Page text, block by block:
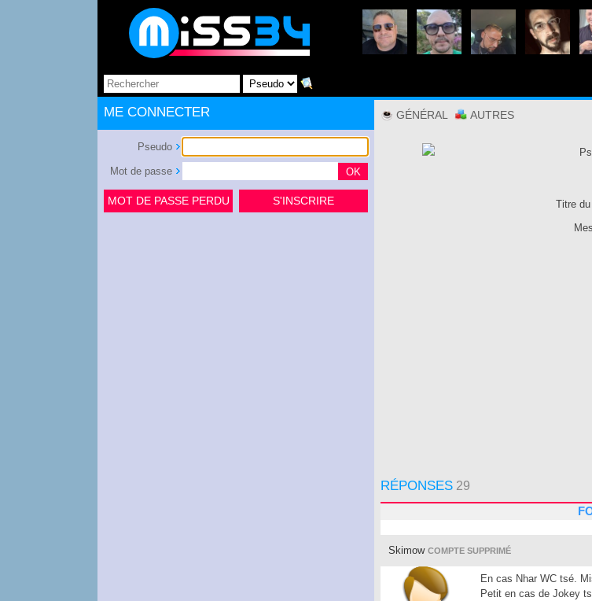
ME CONNECTER
Pseudo
Mot de passe
MOT DE PASSE PERDU S'INSCRIRE
GÉNÉRAL AUTRES
Titre
RÉPONSES 29
Skimow COMPTE SUPPRIMÉ
En cas Nhar WC tsé.
Petit en cas de Jokey